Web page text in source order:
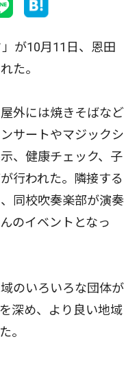
が10月11日、恩田
た。
外には焼きそばなど
サートやマジックシ
、健康チェック、子
行われた。隣接する
同校吹奏楽部が演奏
のイベントとなっ
のいろいろな団体が
深め、より良い地域
。